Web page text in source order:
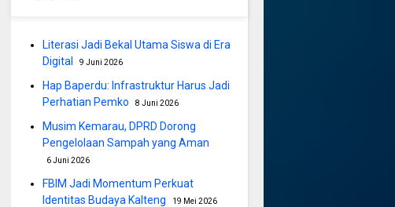
Literasi Jadi Bekal Utama Siswa di Era
Digital
9 Juni 2026
Hap Baperdu: Infrastruktur Harus Jadi
Perhatian Pemko
8 Juni 2026
Musim Kemarau, DPRD Dorong
Pengelolaan Sampah yang Aman
6 Juni 2026
FBIM Jadi Momentum Perkuat
Identitas Budaya Kalteng
19 Mei 2026